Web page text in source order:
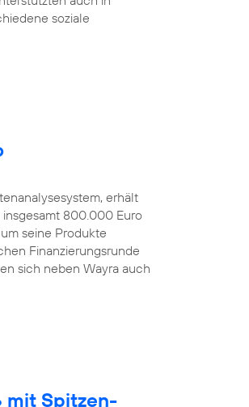
soziale
erhält
800.000 Euro
seine Produkte
Finanzierungsrunde
sich neben Wayra auch
mit Spitzen-